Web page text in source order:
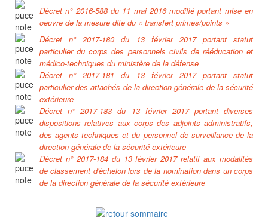
Décret n° 2016-588 du 11 mai 2016 modifié portant mise en
oeuvre de la mesure dite du « transfert primes/points »
Décret n° 2017-180 du 13 février 2017 portant statut
particulier du corps des personnels civils de rééducation et
médico-techniques du ministère de la défense
Décret n° 2017-181 du 13 février 2017 portant statut
particulier des attachés de la direction générale de la sécurité
extérieure
Décret n° 2017-183 du 13 février 2017 portant diverses
dispositions relatives aux corps des adjoints administratifs,
des agents techniques et du personnel de surveillance de la
direction générale de la sécurité extérieure
Décret n° 2017-184 du 13 février 2017 relatif aux modalités
de classement d'échelon lors de la nomination dans un corps
de la direction générale de la sécurité extérieure